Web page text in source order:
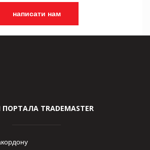
написати нам
TRADEMASTER